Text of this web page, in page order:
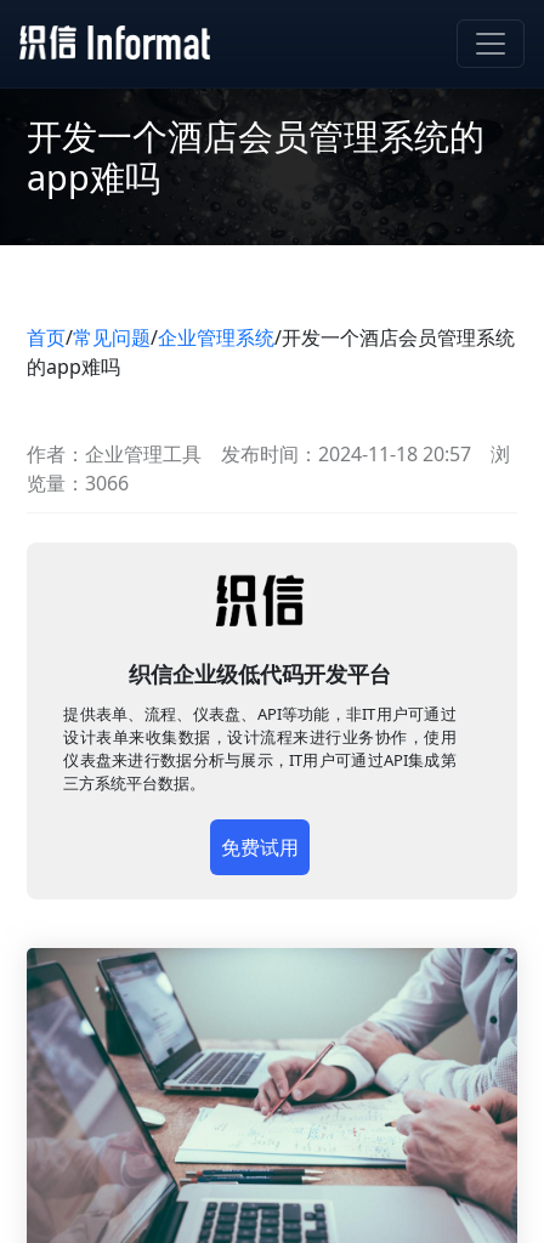
开发一个酒店会员管理系统的
app难吗
首页/常见问题/企业管理系统/开发一个酒店会员管理系统
的app难吗
作者：企业管理工具 发布时间：2024-11-18 20:57
浏
览量：3066
织信企业级低代码开发平台
提供表单、流程、仪表盘、API等功能，非IT用户可通过
设计表单来收集数据，设计流程来进行业务协作，使用
仪表盘来进行数据分析与展示，IT用户可通过API集成第
三方系统平台数据。
免费试用